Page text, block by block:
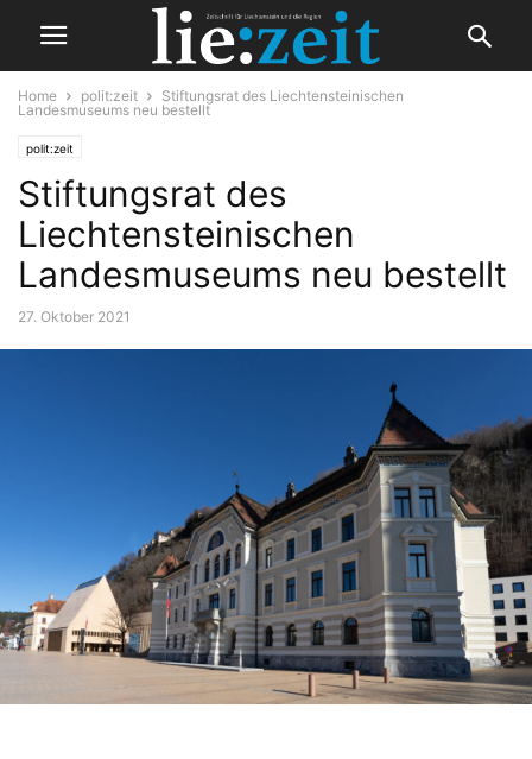
Home polit:zeit
Stiftungsrat des Liechtensteinischen
Landesmuseums neu bestellt
polit:zeit
Stiftungsrat des
Liechtensteinischen
Landesmuseums neu bestellt
27. Oktober 2021